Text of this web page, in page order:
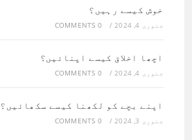
خوش کیسے رہیں؟
جنوری 4, 2024 /
0 COMMENTS
اچھا اخلاق کیسے اپنائیں؟
جنوری 4, 2024 /
0 COMMENTS
اپنے بچے کو لکھنا کیسے سکھائیں؟
جنوری 3, 2024 /
0 COMMENTS